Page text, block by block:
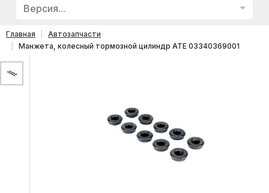
Версия...
Главная
Автозапчасти
Манжета, колесный тормозной цилиндр ATE 03340369001